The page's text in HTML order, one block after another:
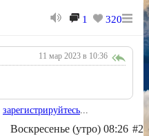
1 320
11 мар 2023 в 10:36
зарегистрируйтесь...
Воскресенье (утро) 08:26 #2